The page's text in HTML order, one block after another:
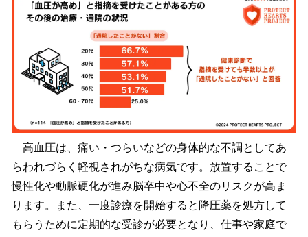
高血圧は、痛い・つらいなどの身体的な不調としてあ
らわれづらく軽視されがちな病気です。放置することで
慢性化や動脈硬化が進み脳卒中や心不全のリスクが高ま
ります。また、一度診療を開始すると降圧薬を処方して
もらうために定期的な受診が必要となり、仕事や家庭で